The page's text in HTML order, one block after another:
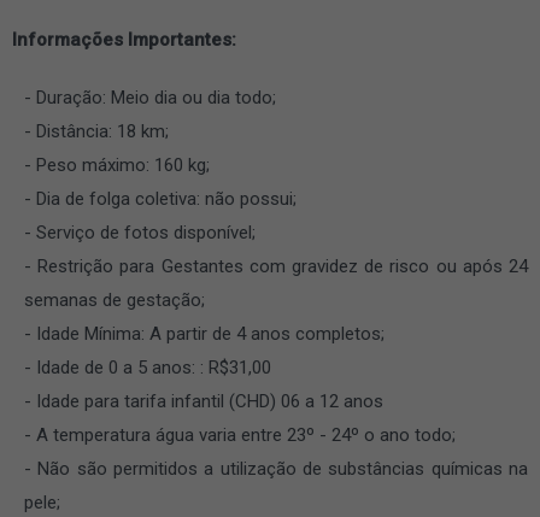
Informações Importantes:
Duração: Meio dia ou dia todo;
Distância: 18 km;
Peso máximo: 160 kg;
Dia de folga coletiva: não possui;
Serviço de fotos disponível;
Restrição para Gestantes com gravidez de risco ou após 24
semanas de gestação;
Idade Mínima: A partir de 4 anos completos;
Idade de 0 a 5 anos: : R$31,00
Idade para tarifa infantil (CHD) 06 a 12 anos
A temperatura água varia entre 23º - 24º o ano todo;
Não são permitidos a utilização de substâncias químicas na
pele;